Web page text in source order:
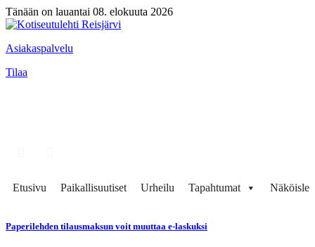
Tänään on lauantai 08. elokuuta 2026
Asiakaspalvelu
Tilaa
Etusivu Paikallisuutiset Urheilu Tapahtumat
Paperilehden tilausmaksun voit muuttaa e-laskuksi